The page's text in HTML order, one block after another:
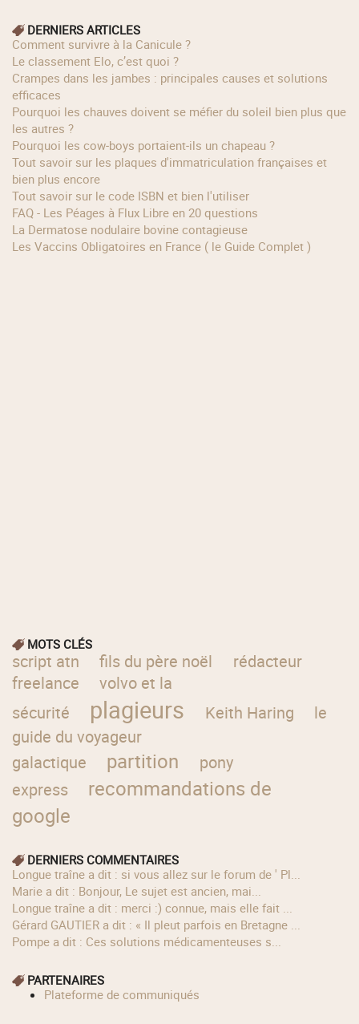
DERNIERS ARTICLES
Comment survivre à la Canicule ?
Le classement Elo, c’est quoi ?
Crampes dans les jambes : principales causes et solutions
efficaces
Pourquoi les chauves doivent se méfier du soleil bien plus que
les autres ?
Pourquoi les cow‑boys portaient‑ils un chapeau ?
Tout savoir sur les plaques d'immatriculation françaises et
bien plus encore
Tout savoir sur le code ISBN et bien l'utiliser
FAQ - Les Péages à Flux Libre en 20 questions
La Dermatose nodulaire bovine contagieuse
Les Vaccins Obligatoires en France ( le Guide Complet )
MOTS CLÉS
script atn fils du père noël
rédacteur
freelance
volvo et la
sécurité
plagieurs Keith Haring
le
guide du voyageur
galactique
partition
pony
express
recommandations de
google
DERNIERS COMMENTAIRES
longue traîne a dit : si vous allez sur le forum de ' Pl...
Marie a dit : Bonjour, Le sujet est ancien, mai...
longue traîne a dit : merci :) connue, mais elle fait ...
Gérard GAUTIER a dit : « Il pleut parfois en Bretagne ...
Pompe a dit : Ces solutions médicamenteuses s...
PARTENAIRES
Plateforme de communiqués